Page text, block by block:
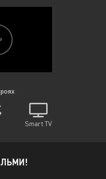
Smart TV